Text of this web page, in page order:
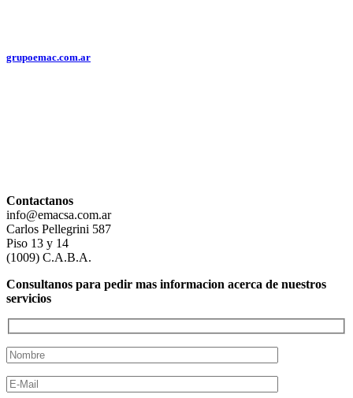
grupoemac.com.ar
Contactanos
info@emacsa.com.ar
Carlos Pellegrini 587
Piso 13 y 14
(1009) C.A.B.A.
Consultanos para pedir mas informacion acerca de nuestros
servicios